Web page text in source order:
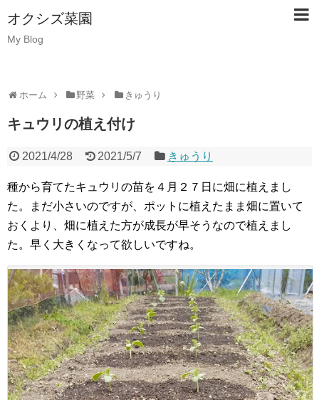
オクシズ菜園
My Blog
ホーム 野菜 きゅうり
キュウリの植え付け
2021/4/28 2021/5/7 きゅうり
種から育てたキュウリの苗を４月２７日に畑に植えまし
た。まだ小さいのですが、ポットに植えたまま畑に置いて
おくより、畑に植えた方が成長が早そうなので植えまし
た。早く大きくなって欲しいですね。